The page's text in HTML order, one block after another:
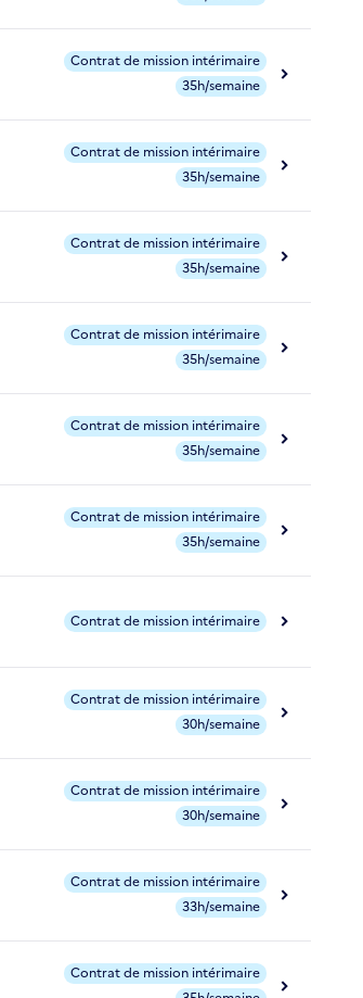
Contrat de mission intérimaire
35h/semaine
Contrat de mission intérimaire
35h/semaine
Contrat de mission intérimaire
35h/semaine
Contrat de mission intérimaire
35h/semaine
Contrat de mission intérimaire
35h/semaine
Contrat de mission intérimaire
35h/semaine
Contrat de mission intérimaire
Contrat de mission intérimaire
30h/semaine
Contrat de mission intérimaire
30h/semaine
Contrat de mission intérimaire
33h/semaine
Contrat de mission intérimaire